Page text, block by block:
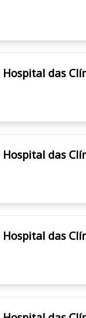
RIBEIRÃO PRETO/SP
RIBEIRÃO PRETO/SP
RIBEIRÃO PRETO/SP